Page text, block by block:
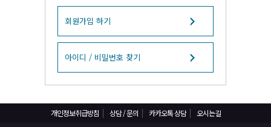
회원가입 하기
아이디 / 비밀번호 찾기
개인정보취급방침 상담 / 문의 카카오톡 상담 오시는길
자바(Java)기반 JSP/스프링 웹개발자(정보처리산업기사)(과정평가형)
디지털컨버전스 자바(JAVA)개발자(전자정부 프레임워크/SPRING)
전산세무회계 자격취득과정[전산회계1급/전산세무2급/FAT1급/TAT2급]
컴퓨터활용능력2급(필기+실기) 및 ITQ자격증 취득(한글,엑셀,파워포인트)
직업상담사 2급 (필기+실기) 자격증 취득과정